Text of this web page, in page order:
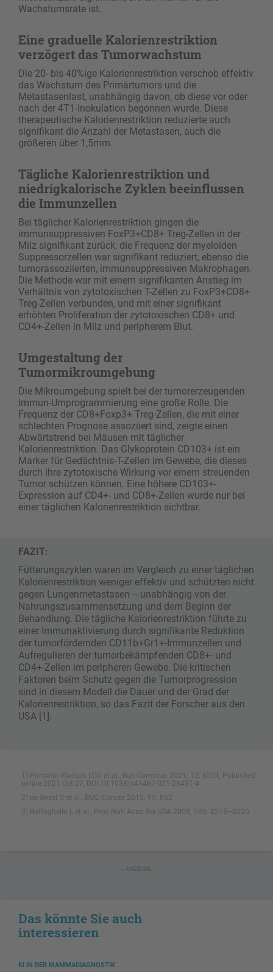
Wachstumsrate ist.
Eine graduelle Kalorienrestriktion
verzögert das Tumorwachstum
Die 20- bis 40%ige Kalorienrestriktion verschob effektiv
das Wachstum des Primärtumors und die
Metastasenlast, unabhängig davon, ob diese vor oder
nach der 4T1-Inokulation begonnen wurde. Diese
therapeutische Kalorienrestriktion reduzierte auch
signifikant die Anzahl der Metastasen, auch die
größeren über 1,5mm.
Tägliche Kalorienrestriktion und
niedrigkalorische Zyklen beeinflussen
die Immunzellen
Bei täglicher Kalorienrestriktion gingen die
immunsuppressiven FoxP3+CD8+ Treg-Zellen in der
Milz signifikant zurück, die Frequenz der myeloiden
Suppressorzellen war signifikant reduziert, ebenso die
tumorassoziierten, immunsuppressiven Makrophagen.
Die Methode war mit einem signifikanten Anstieg im
Verhältnis von zytotoxischen T-Zellen zu FoxP3+CD8+
Treg-Zellen verbunden, und mit einer signifikant
erhöhten Proliferation der zytotoxischen CD8+ und
CD4+-Zellen in Milz und peripherem Blut.
Umgestaltung der
Tumormikroumgebung
Die Mikroumgebung spielt bei der tumorerzeugenden
Immun-Umprogrammierung eine große Rolle. Die
Frequenz der CD8+Foxp3+ Treg-Zellen, die mit einer
schlechten Prognose assoziiert sind, zeigte einen
Abwärtstrend bei Mäusen mit täglicher
Kalorienrestriktion. Das Glykoprotein CD103+ ist ein
Marker für Gedächtnis-T-Zellen im Gewebe, die dieses
durch ihre zytotoxische Wirkung vor einem streuenden
Tumor schützen können. Eine höhere CD103+-
Expression auf CD4+- und CD8+-Zellen wurde nur bei
einer täglichen Kalorienrestriktion sichtbar.
FAZIT:
Fütterungszyklen waren im Vergleich zu einer täglichen
Kalorienrestriktion weniger effektiv und schützten nicht
gegen Lungenmetastasen ‒ unabhängig von der
Nahrungszusammensetzung und dem Beginn der
Behandlung. Die tägliche Kalorienrestriktion führte zu
einer Immunaktivierung durch signifikante Reduktion
der tumorfördernden CD11b+Gr1+-Immunzellen und
Aufregulieren der tumorbekämpfenden CD8+- und
CD4+-Zellen im peripheren Gewebe. Die kritischen
Faktoren beim Schutz gegen die Tumorprogression
sind in diesem Modell die Dauer und der Grad der
Kalorienrestriktion, so das Fazit der Forscher aus den
USA [1].
1) Pomatto-Watson LCD et al., Nat Commun 2021; 12: 6201, Published
online 2021 Oct 27, DOI 10.1038/s41467-021-26431-4
2) de Groot S et al., BMC Cancer 2015; 15: 652
3) Raffaghello L et al., Proc Natl Acad Sci USA 2008; 105: 8215–8220
- ANZEIGE -
Das könnte Sie auch
interessieren
KI IN DER MAMMADIAGNOSTIK